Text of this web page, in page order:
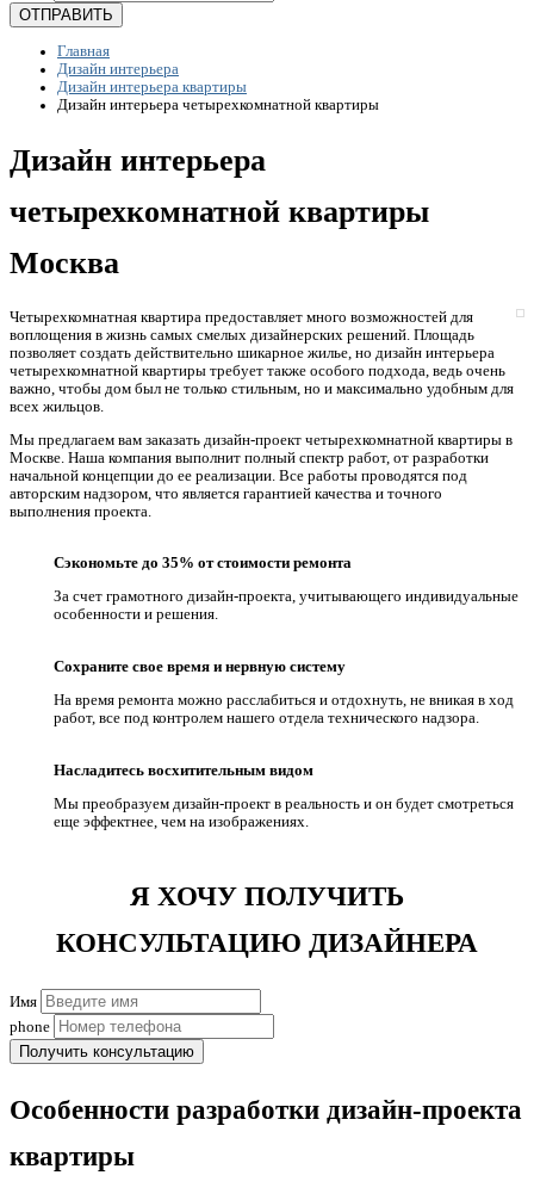
ОТПРАВИТЬ
Главная
Дизайн интерьера
Дизайн интерьера квартиры
Дизайн интерьера четырехкомнатной квартиры
Дизайн интерьера
четырехкомнатной квартиры
Москва
Четырехкомнатная квартира предоставляет много возможностей для
воплощения в жизнь самых смелых дизайнерских решений. Площадь
позволяет создать действительно шикарное жилье, но дизайн интерьера
четырехкомнатной квартиры требует также особого подхода, ведь очень
важно, чтобы дом был не только стильным, но и максимально удобным для
всех жильцов.
Мы предлагаем вам заказать дизайн-проект четырехкомнатной квартиры в
Москве. Наша компания выполнит полный спектр работ, от разработки
начальной концепции до ее реализации. Все работы проводятся под
авторским надзором, что является гарантией качества и точного
выполнения проекта.
Сэкономьте до 35% от стоимости ремонта
За счет грамотного дизайн-проекта, учитывающего индивидуальные
особенности и решения.
Сохраните свое время и нервную систему
На время ремонта можно расслабиться и отдохнуть, не вникая в ход
работ, все под контролем нашего отдела технического надзора.
Насладитесь восхитительным видом
Мы преобразуем дизайн-проект в реальность и он будет смотреться
еще эффектнее, чем на изображениях.
Я ХОЧУ ПОЛУЧИТЬ
КОНСУЛЬТАЦИЮ ДИЗАЙНЕРА
Имя
phone
Получить консультацию
Особенности разработки дизайн-проекта
квартиры